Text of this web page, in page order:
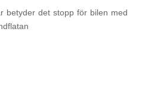
betyder det stopp för bilen med